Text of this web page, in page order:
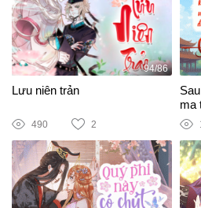
94/86
Lưu niên trản
490 2
ma